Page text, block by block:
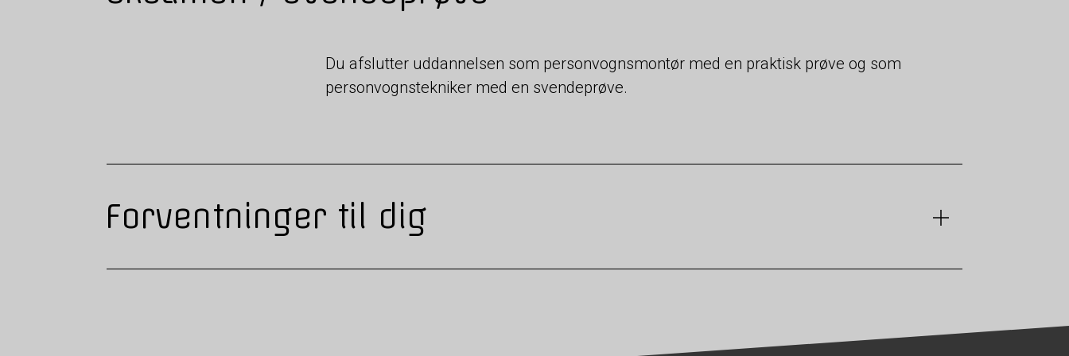
Du afslutter uddannelsen som personvognsmontør med en praktisk prøve og som
personvognstekniker med en svendeprøve.
Forventninger til dig